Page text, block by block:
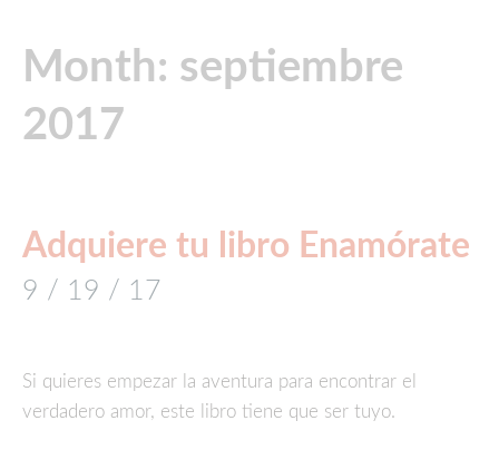
Month: septiembre
2017
Adquiere tu libro Enamórate
9 / 19 / 17
Si quieres empezar la aventura para encontrar el
verdadero amor, este libro tiene que ser tuyo.